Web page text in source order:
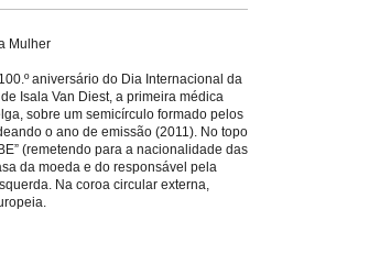
Mulher
aniversário do Dia Internacional da
Isala Van Diest, a primeira médica
sobre um semicírculo formado pelos
o ano de emissão (2011). No topo
(remetendo para a nacionalidade das
da moeda e do responsável pela
Na coroa circular externa,